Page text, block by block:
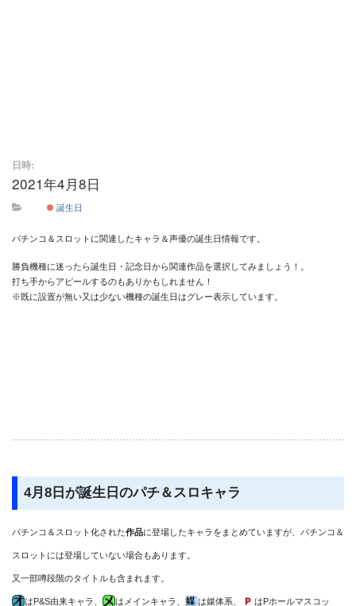
日時:
2021年4月8日
誕生日
パチンコ＆スロットに関連したキャラ＆声優の誕生日情報です。
勝負機種に迷ったら誕生日・記念日から関連作品を選択してみましょう！。
打ち手からアピールするのもありかもしれません！
※既に設置が無い又は少ない機種の誕生日はグレー表示しています。
4月8日が誕生日のパチ＆スロキャラ
パチンコ＆スロット化された作品に登場したキャラをまとめていますが、パチンコ＆
スロットには登場していない場合もあります。
又一部噂段階のタイトルも含まれます。
はP&S由来キャラ、 はメインキャラ、 は媒体系、 はPホールマスコッ